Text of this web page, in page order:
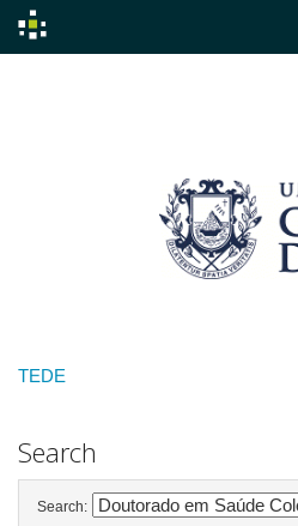
TEDE
Search
Search: